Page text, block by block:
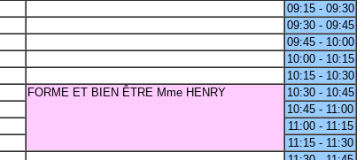
09:15 - 09:30
09:30 - 09:45
09:45 - 10:00
10:00 - 10:15
10:15 - 10:30
FORME ET BIEN ÊTRE Mme HENRY
10:30 - 10:45
10:45 - 11:00
11:00 - 11:15
11:15 - 11:30